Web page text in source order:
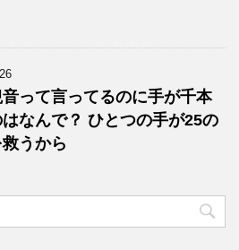
って言ってるのに手が千本
なんで？ ひとつの手が25の
うから